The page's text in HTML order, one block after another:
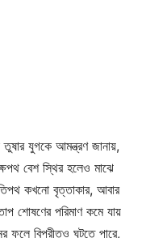
যুগকে আমন্ত্রণ জানায়,
বেশ স্থির হলেও মাঝে
কখনো বৃত্তাকার, আবার
শোষণের পরিমাণ কমে যায়
ফলে বিপরীতও ঘটতে পারে,